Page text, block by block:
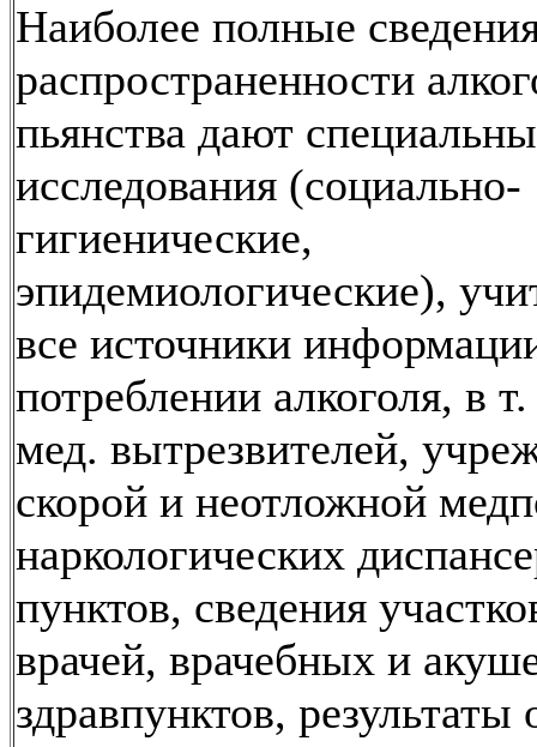
Наиболее полные
распространенности
пьянства дают
исследования (социально-
гигиенические,
эпидемиологические),
все источники
потреблении алкоголя, в
мед. вытрезвителей,
скорой и неотложной
наркологических
пунктов, сведения
врачей, врачебных и
здравпунктов, результаты